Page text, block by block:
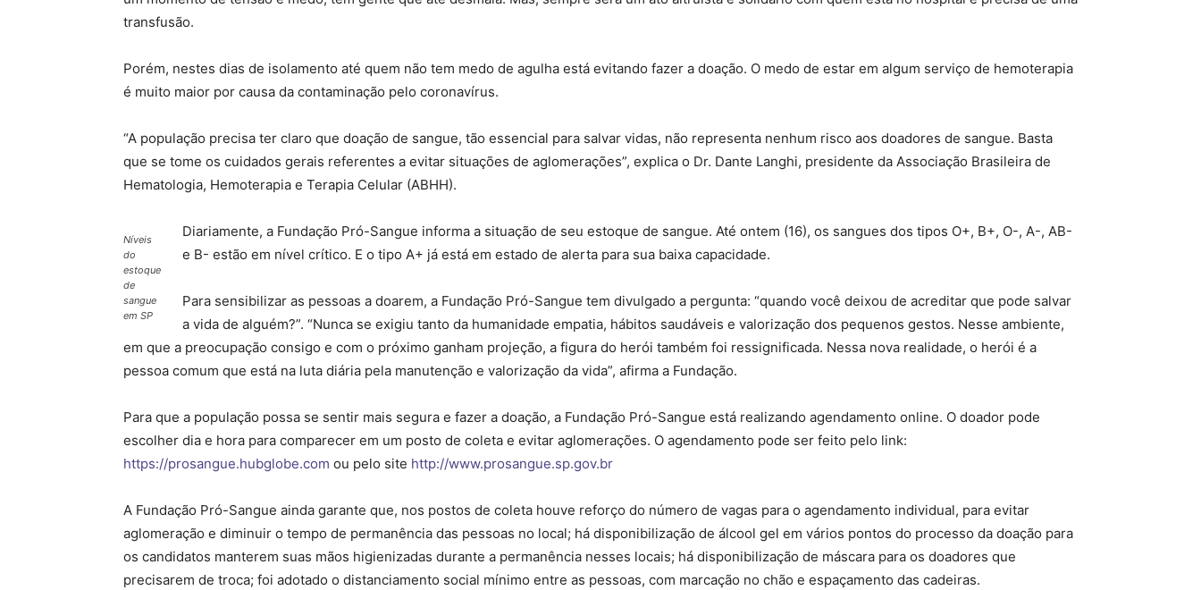
transfusão.
Porém, nestes dias de isolamento até quem não tem medo de agulha está evitando fazer a doação. O medo de estar em algum serviço de hemoterapia
é muito maior por causa da contaminação pelo coronavírus.
“A população precisa ter claro que doação de sangue, tão essencial para salvar vidas, não representa nenhum risco aos doadores de sangue. Basta
que se tome os cuidados gerais referentes a evitar situações de aglomerações”, explica o Dr. Dante Langhi, presidente da Associação Brasileira de
Hematologia, Hemoterapia e Terapia Celular (ABHH).
Níveis
do
estoque
de
sangue
em SP
Diariamente, a Fundação Pró-Sangue informa a situação de seu estoque de sangue. Até ontem (16), os sangues dos tipos O+, B+, O-, A-, AB-
e B- estão em nível crítico. E o tipo A+ já está em estado de alerta para sua baixa capacidade.
Para sensibilizar as pessoas a doarem, a Fundação Pró-Sangue tem divulgado a pergunta: “quando você deixou de acreditar que pode salvar
a vida de alguém?”. “Nunca se exigiu tanto da humanidade empatia, hábitos saudáveis e valorização dos pequenos gestos. Nesse ambiente,
em que a preocupação consigo e com o próximo ganham projeção, a figura do herói também foi ressignificada. Nessa nova realidade, o herói é a
pessoa comum que está na luta diária pela manutenção e valorização da vida”, afirma a Fundação.
Para que a população possa se sentir mais segura e fazer a doação, a Fundação Pró-Sangue está realizando agendamento online. O doador pode
escolher dia e hora para comparecer em um posto de coleta e evitar aglomerações. O agendamento pode ser feito pelo link:
https://prosangue.hubglobe.com ou pelo site http://www.prosangue.sp.gov.br
A Fundação Pró-Sangue ainda garante que, nos postos de coleta houve reforço do número de vagas para o agendamento individual, para evitar
aglomeração e diminuir o tempo de permanência das pessoas no local; há disponibilização de álcool gel em vários pontos do processo da doação para
os candidatos manterem suas mãos higienizadas durante a permanência nesses locais; há disponibilização de máscara para os doadores que
precisarem de troca; foi adotado o distanciamento social mínimo entre as pessoas, com marcação no chão e espaçamento das cadeiras.